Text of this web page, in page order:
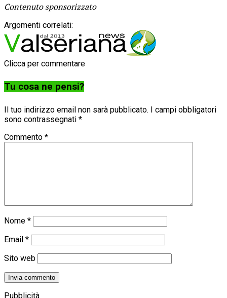
Contenuto sponsorizzato
Argomenti correlati:
Clicca per commentare
Tu cosa ne pensi?
Il tuo indirizzo email non sarà pubblicato. I campi obbligatori
sono contrassegnati *
Commento *
Nome *
Email *
Sito web
Pubblicità